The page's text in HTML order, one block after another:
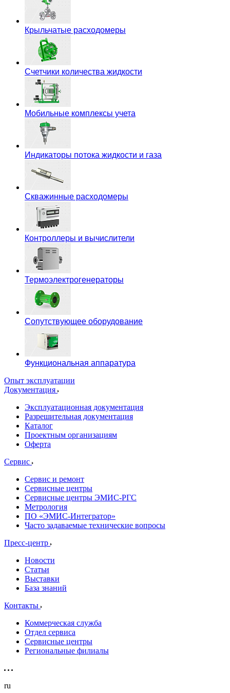
Крыльчатые расходомеры
Счетчики количества жидкости
Мобильные комплексы учета
Индикаторы потока жидкости и газа
Скважинные расходомеры
Контроллеры и вычислители
Термоэлектрогенераторы
Сопутствующее оборудование
Функциональная аппаратура
Опыт эксплуатации
Документация
Эксплуатационная документация
Разрешительная документация
Каталог
Проектным организациям
Оферта
Сервис
Сервис и ремонт
Сервисные центры
Сервисные центры ЭМИС-РГС
Метрология
ПО «ЭМИС-Интегратор»
Часто задаваемые технические вопросы
Пресс-центр
Новости
Статьи
Выставки
База знаний
Контакты
Коммерческая служба
Отдел сервиса
Сервисные центры
Региональные филиалы
ru